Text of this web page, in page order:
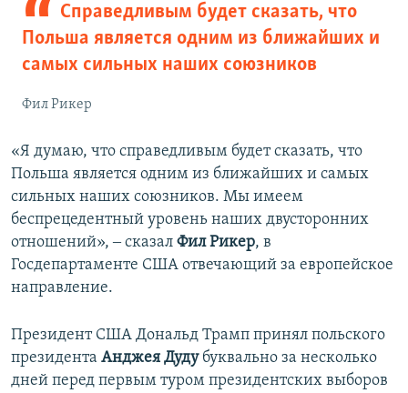
Справедливым будет сказать, что
Польша является одним из ближайших и
самых сильных наших союзников
Фил Рикер
«Я думаю, что справедливым будет сказать, что
Польша является одним из ближайших и самых
сильных наших союзников. Мы имеем
беспрецедентный уровень наших двусторонних
отношений», ‒ сказал Фил Рикер, в
Госдепартаменте США отвечающий за европейское
направление.
Президент США Дональд Трамп принял польского
президента Анджея Дудубуквально за несколько
дней перед первым туром президентских выборов